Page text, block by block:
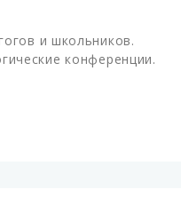
и школьников.
конференции.